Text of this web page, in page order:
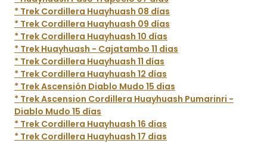
* Trek Cordillera Huayhuash 08 días
* Trek Cordillera Huayhuash 09 días
* Trek Cordillera Huayhuash 10 días
* Trek Huayhuash - Cajatambo 11 dias
* Trek Cordillera Huayhuash 11 días
* Trek Cordillera Huayhuash 12 días
* Trek Ascensión Diablo Mudo 15 dias
* Trek Ascension Cordillera Huayhuash Pumarinri -
Diablo Mudo 15 días
* Trek Cordillera Huayhuash 16 dias
* Trek Cordillera Huayhuash 17 dias